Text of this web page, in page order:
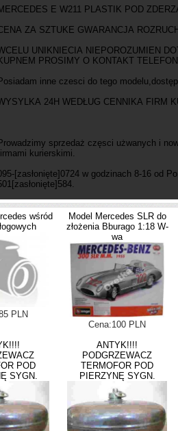
E W211 PLASTIK POD
ZA SZTUKE GWARANCJA
UNIKNIECIA NIEPOROZUMIEN
PROSIMY O KONTAKT
inne czesci do tego
24H WEDŁUG CENNIKA FIRM
sprzedaż częsci użwanych i
kurierskimi.
[zasłonięte]0724 w godzinach 8-16 od
[zasłonięte] 584.
wśród
PLN
Model Mercedes SLR do
złożenia Bburago 1:18 W-
wa
Cena:100 PLN
POD
SYGN.
ANTYK!!!!
PODGRZEWACZ
TERMOFOR POD
PIERZYNĘ SYGN.